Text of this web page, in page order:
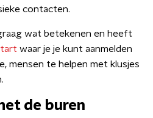
contacten.
wat betekenen en heeft
waar je je kunt aanmelden
mensen te helpen met klusjes
de buren